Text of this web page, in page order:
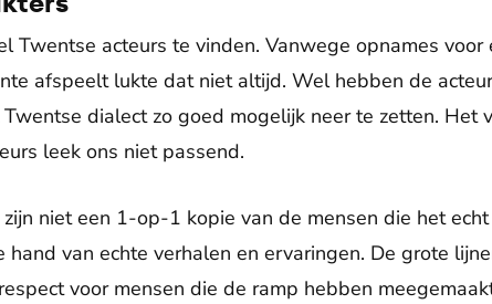
Twentse acteurs te vinden. Vanwege opnames voor
afspeelt lukte dat niet altijd. Wel hebben de
dialect zo goed mogelijk neer te zetten. Het
leek ons niet passend.
niet een 1-op-1 kopie van de mensen die het
van echte verhalen en ervaringen. De grote
voor mensen die de ramp hebben